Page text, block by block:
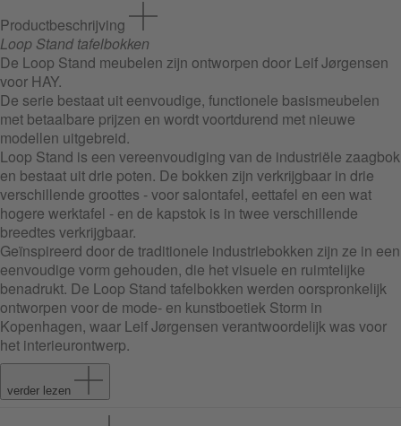
Productbeschrijving
Loop Stand tafelbokken
De Loop Stand meubelen zijn ontworpen door Leif Jørgensen
voor HAY.
De serie bestaat uit eenvoudige, functionele basismeubelen
met betaalbare prijzen en wordt voortdurend met nieuwe
modellen uitgebreid.
Loop Stand is een vereenvoudiging van de industriële zaagbok
en bestaat uit drie poten. De bokken zijn verkrijgbaar in drie
verschillende groottes - voor salontafel, eettafel en een wat
hogere werktafel - en de kapstok is in twee verschillende
breedtes verkrijgbaar.
Geïnspireerd door de traditionele industriebokken zijn ze in een
eenvoudige vorm gehouden, die het visuele en ruimtelijke
benadrukt. De Loop Stand tafelbokken werden oorspronkelijk
ontworpen voor de mode- en kunstboetiek Storm in
Kopenhagen, waar Leif Jørgensen verantwoordelijk was voor
het interieurontwerp.
verder lezen